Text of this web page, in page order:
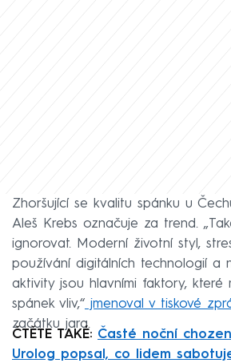
Zhoršující se kvalitu spánku u
Aleš Krebs označuje za trend.
ignorovat. Moderní životní styl,
používání digitálních technologií a
aktivity jsou hlavními faktory, které
spánek vliv,“ jmenoval v tiskové
začátku jara.
ČTĚTE TAKÉ: Časté noční
Urolog popsal, co lidem